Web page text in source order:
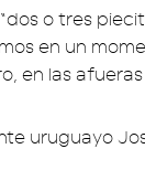
o tres
en un
en las